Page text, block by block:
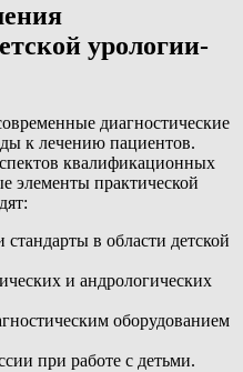
урологии-
диагностические
к лечению пациентов.
квалификационных
элементы практической
в области детской
и андрологических
оборудованием
при работе с детьми.